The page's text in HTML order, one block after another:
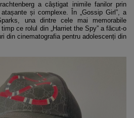
a câștigat inimile fanilor prin
și complexe. În „Gossip Girl”, a
una dintre cele mai memorabile
ce rolul din „Harriet the Spy” a făcut-o
din cinematografia pentru adolescenți din